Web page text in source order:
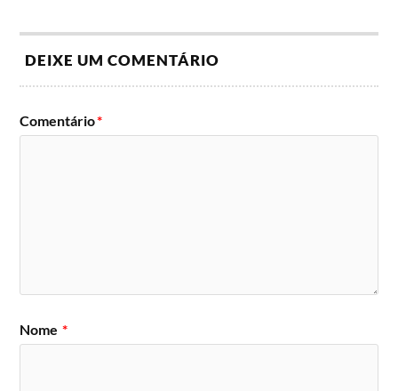
DEIXE UM COMENTÁRIO
Comentário*
Nome *